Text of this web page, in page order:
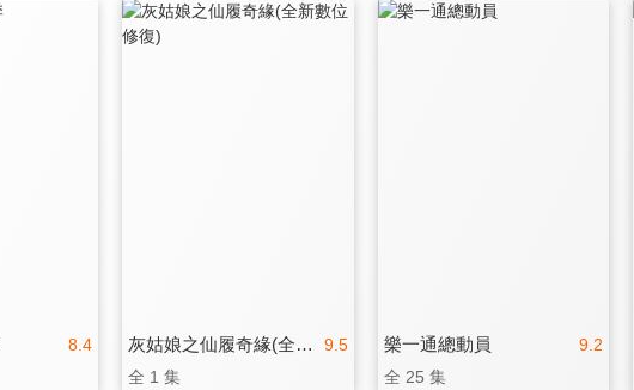
8.4 9.5
灰姑娘之仙履奇緣(全新數位修復)
全 1 集
9.2
樂一通總動員
全 25 集